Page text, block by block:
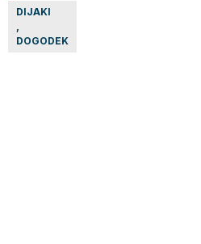
DIJAKI
,
DOGODEK